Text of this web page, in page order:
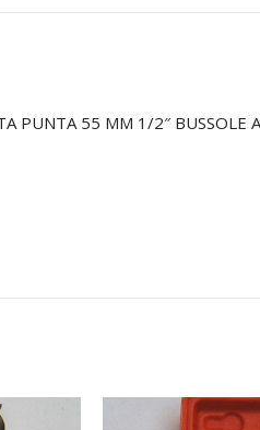
PUNTA 55 MM 1/2″ BUSSOLE